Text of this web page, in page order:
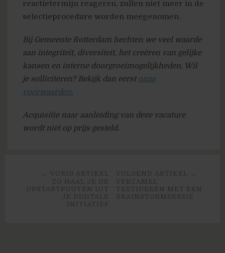
reactietermijn reageren, zullen niet meer in de
selectieprocedure worden meegenomen.
Bij Gemeente Rotterdam hechten we veel waarde
aan integriteit, diversiteit, het creëren van gelijke
kansen en interne doorgroeimogelijkheden. Wil
je solliciteren? Bekijk dan eerst onze
voorwaarden.
Acquisitie naar aanleiding van deze vacature
wordt niet op prijs gesteld.
VOLGEND ARTIKEL →
VERZAMEL
TESTIDEEËN MET EEN
BRAINSTORMSESSIE
← VORIG ARTIKEL
ZO HAAL JE DE
OPSTARTFOUTEN UIT
JE DIGITALE
INITIATIEF